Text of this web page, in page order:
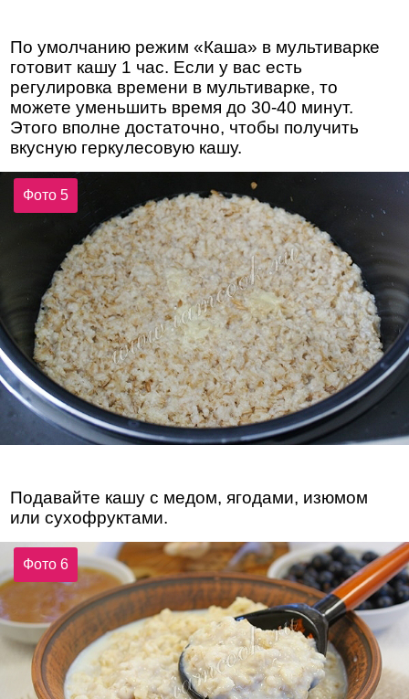
По умолчанию режим «Каша» в мультиварке
готовит кашу 1 час. Если у вас есть
регулировка времени в мультиварке, то
можете уменьшить время до 30-40 минут.
Этого вполне достаточно, чтобы получить
вкусную геркулесовую кашу.
Фото 5
Подавайте кашу с медом, ягодами, изюмом
или сухофруктами.
Фото 6